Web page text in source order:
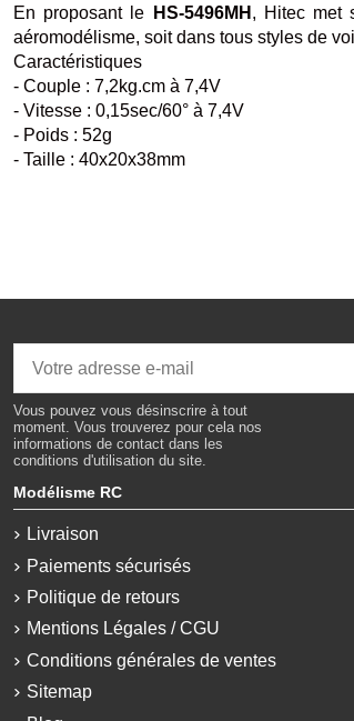
En proposant le HS-5496MH , Hitec met
aéromodélisme, soit dans tous styles de
Caractéristiques
- Couple : 7,2kg.cm à 7,4V
- Vitesse : 0,15sec/60° à 7,4V
- Poids : 52g
- Taille : 40x20x38mm
Vous pouvez vous désinscrire à tout
moment. Vous trouverez pour cela nos
informations de contact dans les
conditions d'utilisation du site.
Modélisme RC
Livraison
Paiements sécurisés
Politique de retours
Mentions Légales / CGU
Conditions générales de ventes
Sitemap